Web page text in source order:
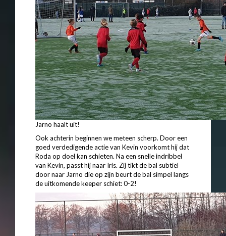
Jarno haalt uit!
Ook achterin beginnen we meteen scherp. Door een
goed verdedigende actie van Kevin voorkomt hij dat
Roda op doel kan schieten. Na een snelle indribbel
van Kevin, passt hij naar Iris. Zij tikt de bal subtiel
door naar Jarno die op zijn beurt de bal simpel langs
de uitkomende keeper schiet: 0-2!